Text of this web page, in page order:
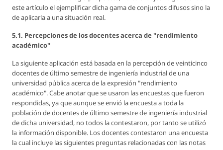
este artículo el ejemplificar dicha gama de conjuntos difusos sino la
de aplicarla a una situación real.
5.1. Percepciones de los docentes acerca de "rendimiento
académico"
La siguiente aplicación está basada en la percepción de veinticinco
docentes de último semestre de ingeniería industrial de una
universidad pública acerca de la expresión "rendimiento
académico". Cabe anotar que se usaron las encuestas que fueron
respondidas, ya que aunque se envió la encuesta a toda la
población de docentes de último semestre de ingeniería industrial
de dicha universidad, no todos la contestaron, por tanto se utilizó
la información disponible. Los docentes contestaron una encuesta
la cual incluye las siguientes preguntas relacionadas con las notas